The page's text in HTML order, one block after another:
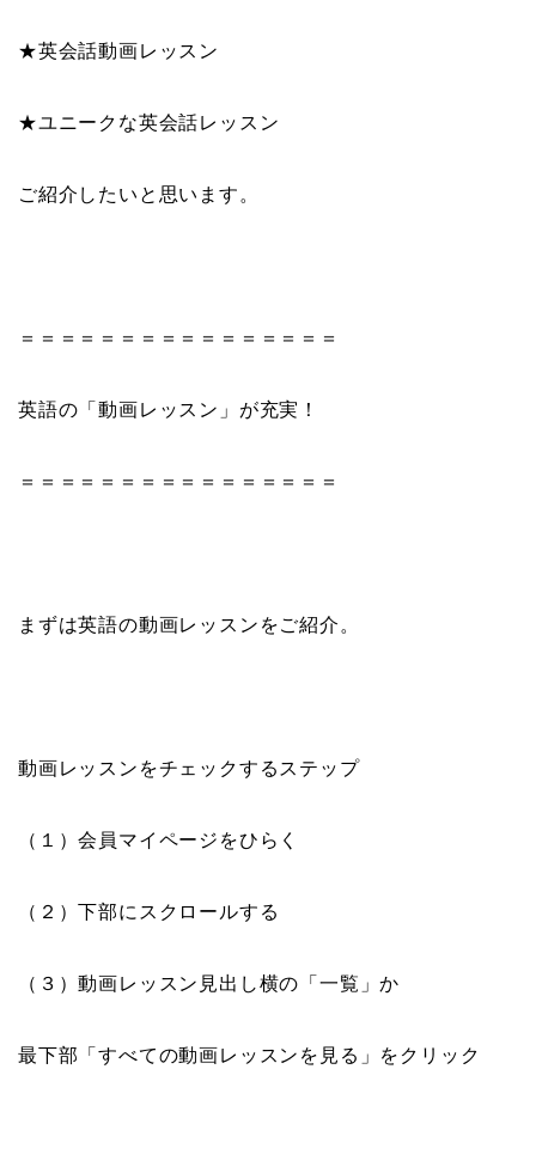
★英会話動画レッスン
★ユニークな英会話レッスン
ご紹介したいと思います。
＝＝＝＝＝＝＝＝＝＝＝＝＝＝＝＝
英語の「動画レッスン」が充実！
＝＝＝＝＝＝＝＝＝＝＝＝＝＝＝＝
まずは英語の動画レッスンをご紹介。
動画レッスンをチェックするステップ
（１）会員マイページをひらく
（２）下部にスクロールする
（３）動画レッスン見出し横の「一覧」か
最下部「すべての動画レッスンを見る」をクリック